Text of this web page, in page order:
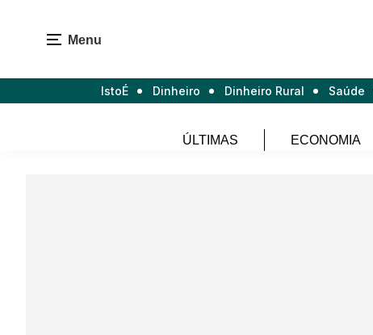
Menu
IstoÉ Dinheiro Dinheiro Rural Saúde
ÚLTIMAS ECONOMIA